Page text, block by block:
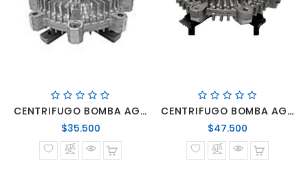
CENTRIFUGO BOMBA AGUA NPR 4.8 S/TURBO
$35.500Precio
normal
CENTRIFUGO BOMBA AGUA NPR 94>98 4.3 4HF1
$47.500
normal